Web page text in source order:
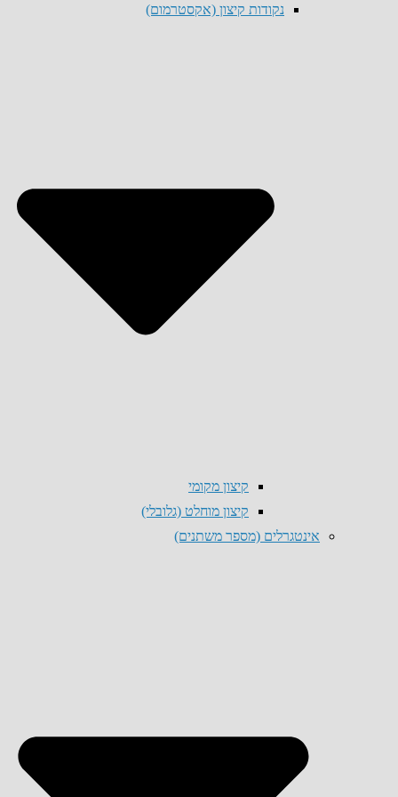
נקודות קיצון (אקסטרמום)
קיצון מקומי
קיצון מוחלט (גלובלי)
אינטגרלים (מספר משתנים)